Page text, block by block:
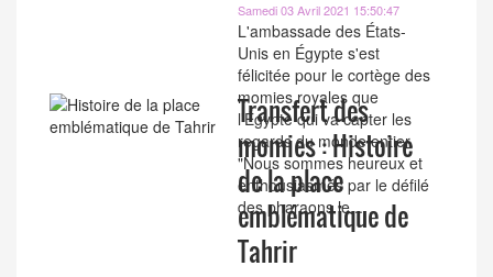
Samedi 03 Avril 2021 15:50:47
L'ambassade des États-
Unis en Égypte s'est
félicitée pour le cortège des
momies royales que
l’Égypte qui va capter les
regards du monde entier.
"Nous sommes heureux et
enthousiasmés par le défilé
des pharaons le...
Transfert des
momies : Histoire
de la place
emblématique de
Tahrir